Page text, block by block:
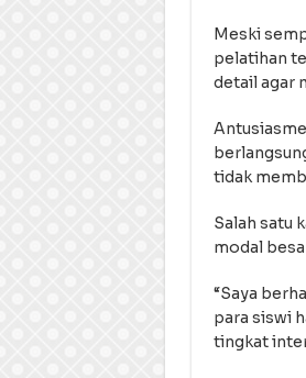
Meski
pelatihan
detail agar
tidak
Salah satu
modal
“Saya
para siswi
tingkat